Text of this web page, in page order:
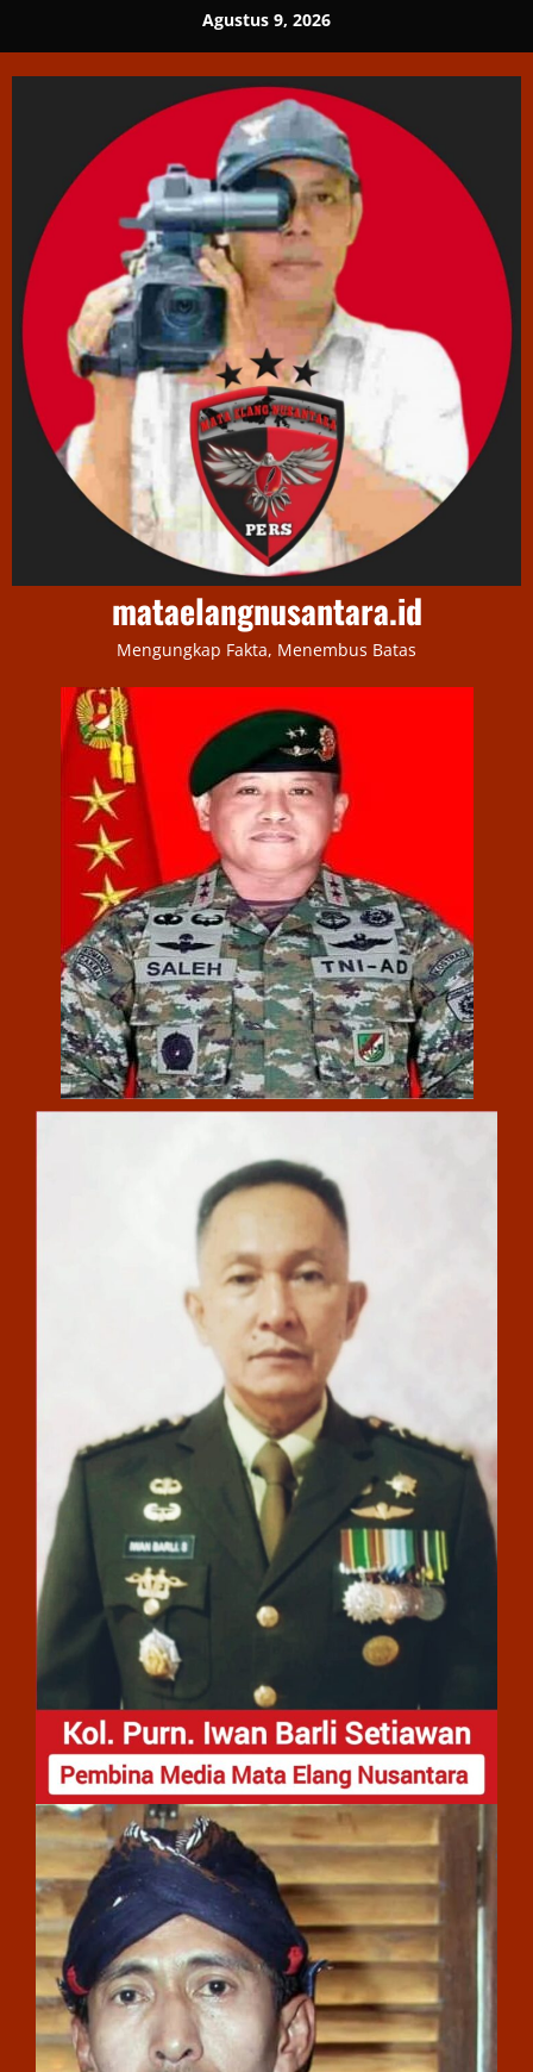
to
content
Agustus 9, 2026
mataelangnusantara.id
Mengungkap Fakta, Menembus Batas